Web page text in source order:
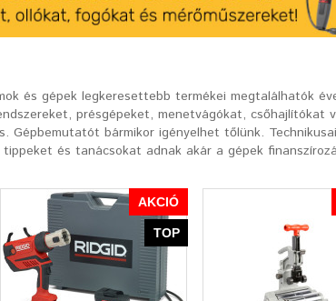
és gépek legkeresettebb termékei megtalálhatók
présgépeket, menetvágókat, csőhajlítókat
Gépbemutatót bármikor igényelhet tőlünk.
és tanácsokat adnak akár a gépek
AKCIÓ
TOP